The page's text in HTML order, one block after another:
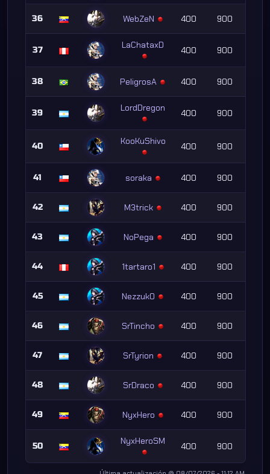
36 WebZeN 400 900
37 LaChataxD 400 900
38 PeligrosA 400 900
39 LordDregon 400 900
40 KooKuShivo 400 900
41 soraka 400 900
42 M3trick 400 900
43 NoPega 400 900
44 1tartaro1 400 900
45 Nezzuk0 400 900
46 SrTincho 400 900
47 SrTyrion 400 900
48 SrDraco 400 900
49 NyxHero 400 900
50 NyxHeroSM 400 900